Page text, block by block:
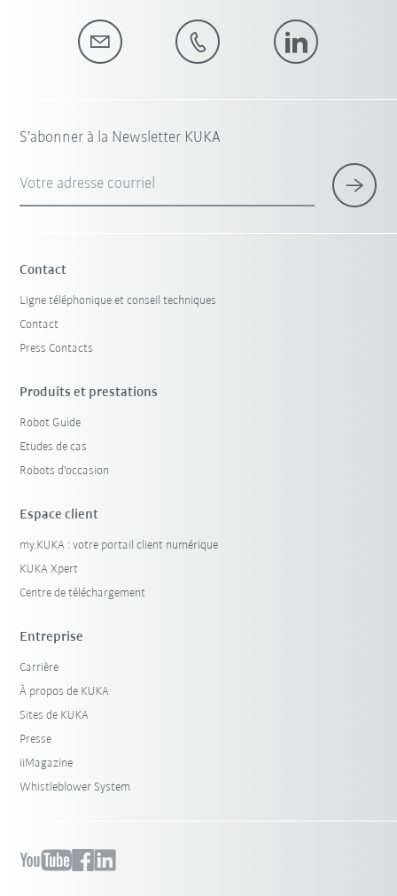
S'abonner à la Newsletter KUKA
Votre adresse courriel
Contact
Ligne téléphonique et conseil techniques
Contact
Press Contacts
Produits et prestations
Robot Guide
Etudes de cas
Robots d'occasion
Espace client
my.KUKA : votre portail client numérique
KUKA Xpert
Centre de téléchargement
Entreprise
Carrière
À propos de KUKA
Sites de KUKA
Presse
iiMagazine
Whistleblower System